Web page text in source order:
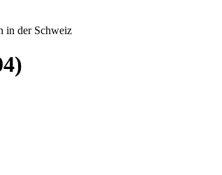
in der Schweiz